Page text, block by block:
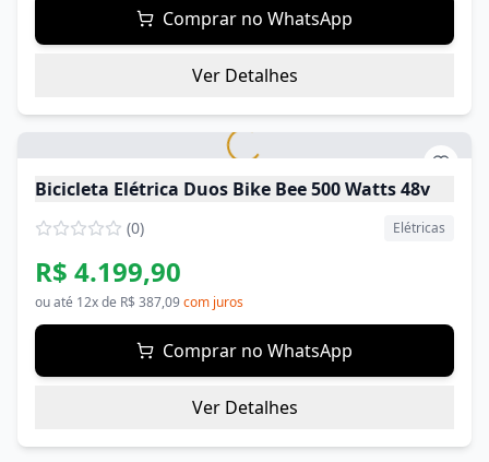
Comprar no WhatsApp
Ver Detalhes
Bicicleta Elétrica Duos Bike Bee 500 Watts 48v
(0) Elétricas
R$ 4.199,90
ou até 12x de R$ 387,09com juros
Comprar no WhatsApp
Ver Detalhes